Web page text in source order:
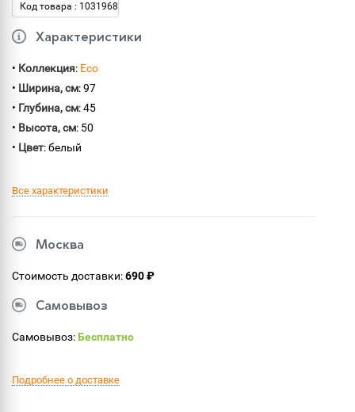
Код товара : 1031968
Характеристики
• Коллекция: Eco
• Ширина, см: 97
• Глубина, см: 45
• Высота, см: 50
• Цвет: белый
Все характеристики
Москва
Стоимость доставки:690 ₽
Самовывоз
Самовывоз:Бесплатно
Подробнее о доставке